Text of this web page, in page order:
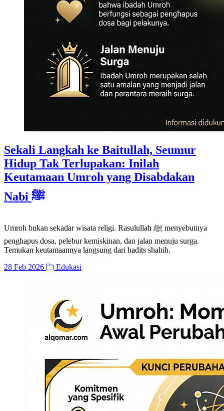
Sekali Langkah ke Baitullah, Seumur
Hidup Tak Terlupakan: Inilah
Keutamaan Umroh yang Disabdakan
Nabi ﷺ
Umroh bukan sekadar wisata religi. Rasulullah ﷺ menyebutnya
penghapus dosa, pelebur kemiskinan, dan jalan menuju surga.
Temukan keutamaannya langsung dari hadits shahih.
28 Feb 2026
Edukasi